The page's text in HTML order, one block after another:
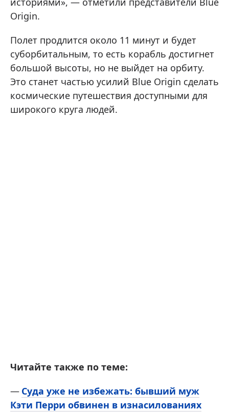
Origin.
Полет продлится около 11 минут и будет
суборбитальным, то есть корабль достигнет
большой высоты, но не выйдет на орбиту.
Это станет частью усилий Blue Origin сделать
космические путешествия доступными для
широкого круга людей.
Читайте также по теме:
Суда уже не избежать: бывший муж
Кэти Перри обвинен в изнасилованиях